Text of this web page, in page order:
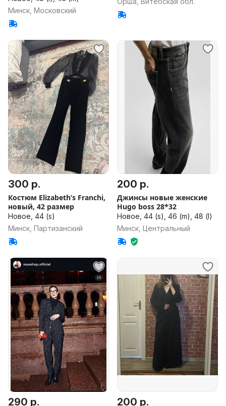
Минск, Московский
300 р.
Костюм Elizabeth’s Franchi,
новый, 42 размер
Новое, 44 (s)
Минск, Партизанский
200 р.
Джинсы новые женские
Hugo boss 28*32
Новое, 44 (s), 46 (m), 48 (l)
Минск, Центральный
290 р. 200 р.